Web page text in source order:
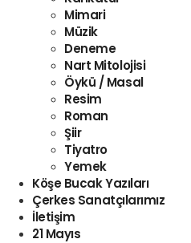
Mimari
Müzik
Deneme
Nart Mitolojisi
Öykü / Masal
Resim
Roman
Şiir
Tiyatro
Yemek
Köşe Bucak Yazıları
Çerkes Sanatçılarımız
İletişim
21 Mayıs